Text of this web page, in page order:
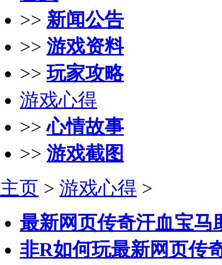
>> 新闻公告
>> 游戏资料
>>玩家攻略
游戏心得
>>心情故事
>> 游戏截图
主页 > 游戏心得 >
最新网页传奇汗血宝马
非R如何玩最新网页传